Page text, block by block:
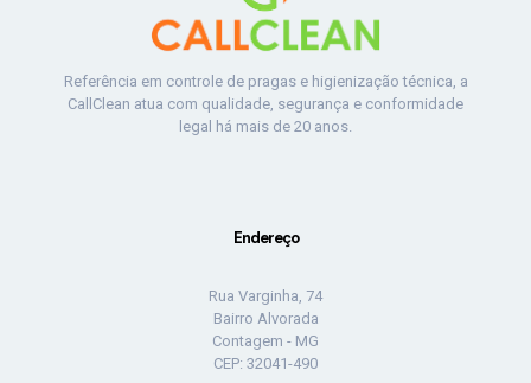
Referência em controle de pragas e higienização técnica, a
CallClean atua com qualidade, segurança e conformidade
legal há mais de 20 anos.
Endereço
Rua Varginha, 74
Bairro Alvorada
Contagem - MG
CEP: 32041-490